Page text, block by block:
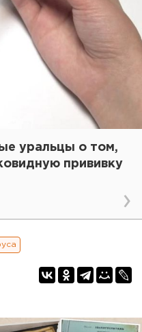
уральцы о том,
прививку